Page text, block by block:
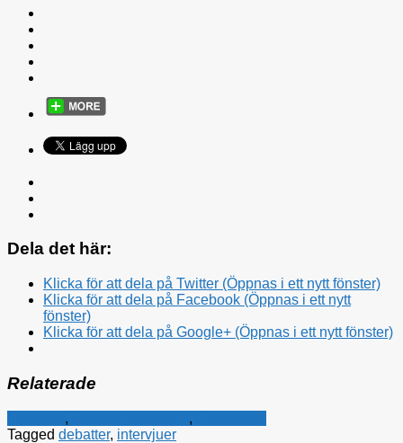
Dela det här:
Klicka för att dela på Twitter (Öppnas i ett nytt fönster)
Klicka för att dela på Facebook (Öppnas i ett nytt
fönster)
Klicka för att dela på Google+ (Öppnas i ett nytt fönster)
Relaterade
, ,
Tagged debatter, intervjuer